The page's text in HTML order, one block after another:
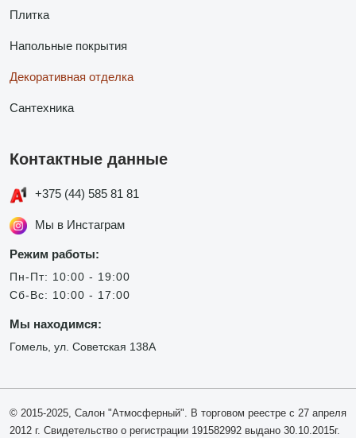
Плитка
Напольные покрытия
Декоративная отделка
Сантехника
Контактные данные
+375 (44) 585 81 81
Мы в Инстаграм
Режим работы:
Пн-Пт: 10:00 - 19:00
Сб-Вс: 10:00 - 17:00
Мы находимся:
Гомель, ул. Советская 138А
© 2015-2025, Салон "Атмосферный". В торговом реестре с 27 апреля
2012 г. Свидетельство о регистрации 191582992 выдано 30.10.2015г.